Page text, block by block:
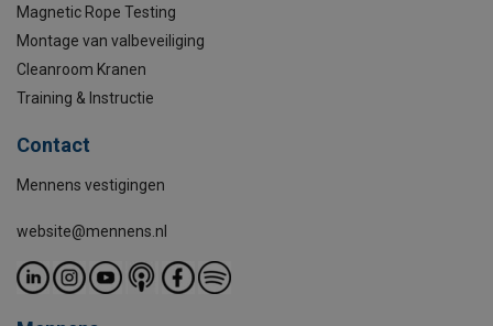
Magnetic Rope Testing
Montage van valbeveiliging
Cleanroom Kranen
Training & Instructie
Contact
Mennens vestigingen
website@mennens.nl